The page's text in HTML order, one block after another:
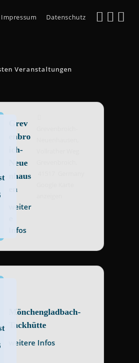
Impressum Datenschutz
Veranstaltungen
Grev
enbro
ich-
Neue
nhaus
en
weiter
Infos
Mönchengladbach-
Tackhütte
weitere Infos